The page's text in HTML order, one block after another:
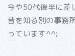
今や50代後半に差
昔を知る別の事務
っています^^;